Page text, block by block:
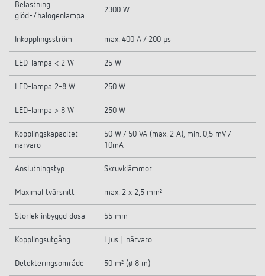
Belastning
glöd-/halogenlampa
2300 W
Inkopplingsström max. 400 A / 200 µs
LED-lampa < 2 W 25 W
LED-lampa 2-8 W 250 W
LED-lampa > 8 W 250 W
Kopplingskapacitet
närvaro
50 W / 50 VA (max. 2 A), min. 0,5 mV /
10mA
Anslutningstyp Skruvklämmor
Maximal tvärsnitt max. 2 x 2,5 mm²
Storlek inbyggd dosa 55 mm
Kopplingsutgång Ljus | närvaro
Detekteringsområde 50 m² (ø 8 m)